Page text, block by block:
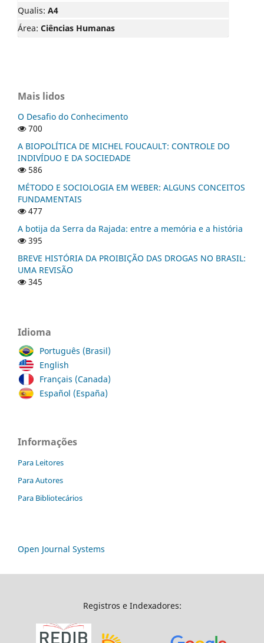
Qualis: A4
Área: Ciências Humanas
Mais lidos
O Desafio do Conhecimento
700
A BIOPOLÍTICA DE MICHEL FOUCAULT: CONTROLE DO
INDIVÍDUO E DA SOCIEDADE
586
MÉTODO E SOCIOLOGIA EM WEBER: ALGUNS CONCEITOS
FUNDAMENTAIS
477
A botija da Serra da Rajada: entre a memória e a história
395
BREVE HISTÓRIA DA PROIBIÇÃO DAS DROGAS NO BRASIL:
UMA REVISÃO
345
Idioma
Português (Brasil)
English
Français (Canada)
Español (España)
Informações
Para Leitores
Para Autores
Para Bibliotecários
Open Journal Systems
Registros e Indexadores: